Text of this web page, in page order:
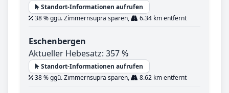
Standort-Informationen aufrufen
38 % ggü. Zimmernsupra sparen,
6.34 km entfernt
Eschenbergen
Aktueller Hebesatz: 357 %
Standort-Informationen aufrufen
38 % ggü. Zimmernsupra sparen,
8.62 km entfernt